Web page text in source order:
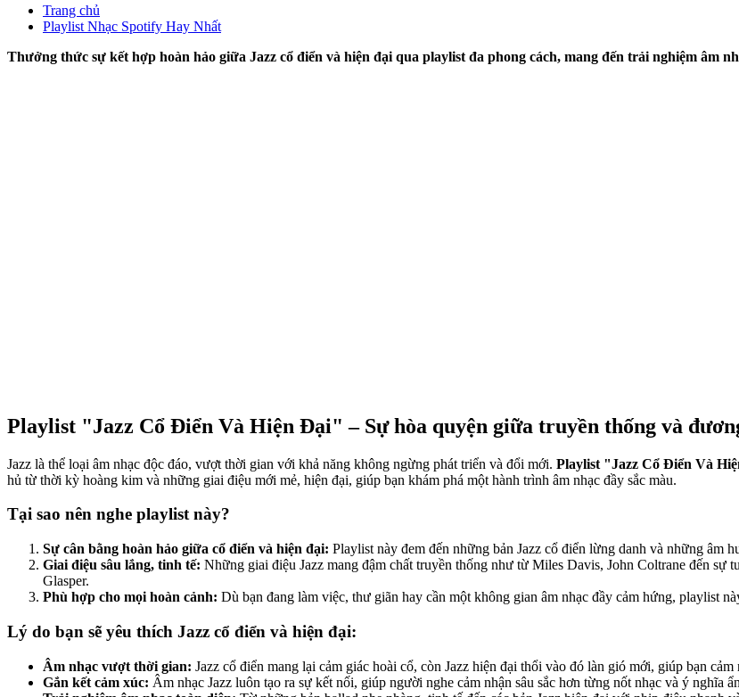
Trang chủ
Playlist Nhạc Spotify Hay Nhất
Thưởng thức sự kết hợp hoàn hảo giữa Jazz cổ điển và hiện đại qua playlist đa phong cách, mang đến trải nghiệm âm
Playlist "Jazz Cổ Điển Và Hiện Đại" – Sự hòa quyện giữa truyền thống và
Jazz là thể loại âm nhạc độc đáo, vượt thời gian với khả năng không ngừng phát triển và đổi mới. Playlist "Jazz Cổ Điển Và
hủ từ thời kỳ hoàng kim và những giai điệu mới mẻ, hiện đại, giúp bạn khám phá một hành trình âm nhạc đầy sắc màu.
Tại sao nên nghe playlist này?
Sự cân bằng hoàn hảo giữa cổ điển và hiện đại: Playlist này đem đến những bản Jazz cổ điển lừng danh và những âm
Giai điệu sâu lắng, tinh tế: Những giai điệu Jazz mang đậm chất truyền thống như từ Miles Davis, John Coltrane đến sự
Glasper.
Phù hợp cho mọi hoàn cảnh: Dù bạn đang làm việc, thư giãn hay cần một không gian âm nhạc đầy cảm hứng, playlist
Lý do bạn sẽ yêu thích Jazz cổ điển và hiện đại:
Âm nhạc vượt thời gian: Jazz cổ điển mang lại cảm giác hoài cổ, còn Jazz hiện đại thổi vào đó làn gió mới, giúp bạn
Gắn kết cảm xúc: Âm nhạc Jazz luôn tạo ra sự kết nối, giúp người nghe cảm nhận sâu sắc hơn từng nốt nhạc và ý nghĩa